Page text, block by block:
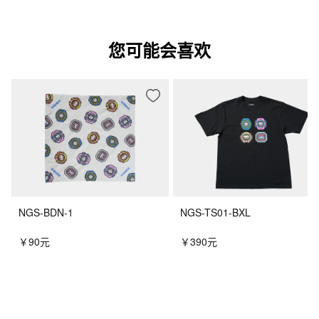
您可能会喜欢
NGS-BDN-1
￥90元
NGS-TS01-BXL
￥390元